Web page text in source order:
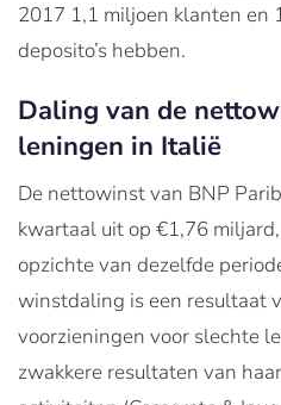
2017 1,1 miljoen klanten en
deposito’s hebben.
Daling van de
leningen in Italië
De nettowinst van BNP
kwartaal uit op €1,76
opzichte van dezelfde
winstdaling is een resultaat
voorzieningen voor slechte
zwakkere resultaten van